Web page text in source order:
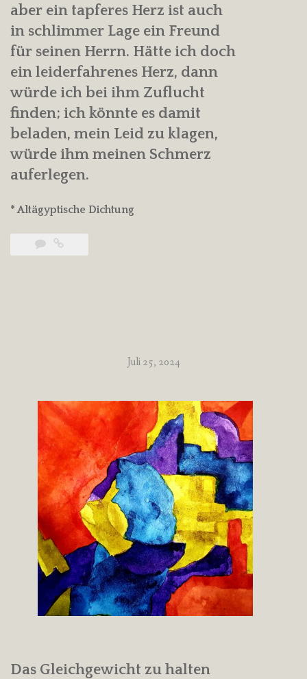
aber ein tapferes Herz ist auch
in schlimmer Lage ein Freund
für seinen Herrn. Hätte ich doch
ein leiderfahrenes Herz, dann
würde ich bei ihm Zuflucht
finden; ich könnte es damit
beladen, mein Leid zu klagen,
würde ihm meinen Schmerz
auferlegen.
* Altägyptische Dichtung
Juli 25, 2024
Das Gleichgewicht zu halten